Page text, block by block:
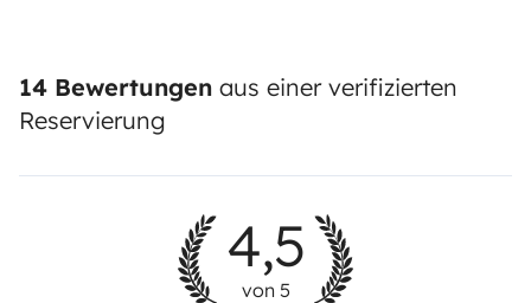
14 Bewertungen aus einer verifizierten
Reservierung
4,5
von 5